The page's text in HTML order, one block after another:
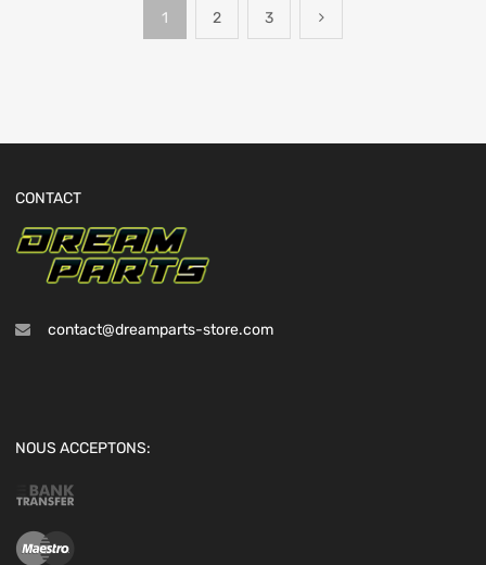
1 2 3
CONTACT
contact@dreamparts-store.com
NOUS ACCEPTONS: